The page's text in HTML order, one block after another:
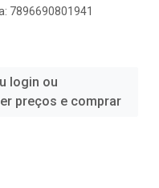
7896690801941
login ou
preços e comprar